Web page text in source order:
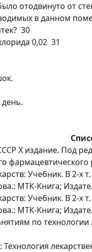
отодвинуто от
в данном
30
0,02 31
Х издание. Под
Учебник. В 2-
МТК-Книга;
Учебник. В 2-
МТК-Книга;
по
Технология